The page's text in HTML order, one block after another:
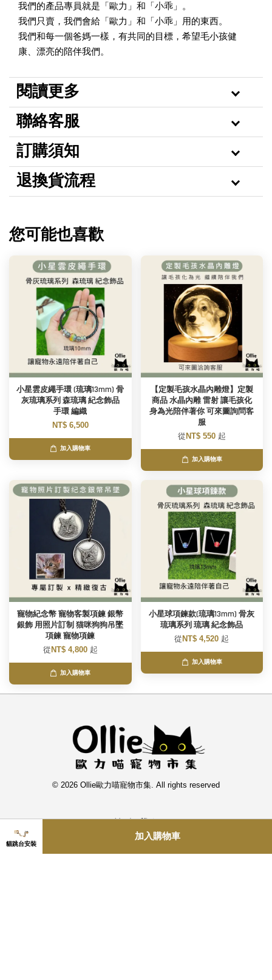
貓跳台安裝
加入購物車
我們的產品專員就是「歐力」和「小乖」。
我們只賣，我們會給「歐力」和「小乖」用的東西。
我們和每一個爸媽一樣，有共同的目標，希望毛小孩健
康、漂亮的陪伴我們。
閱讀更多
聯絡客服
訂購須知
退換貨流程
您可能也喜歡
小星雲皮繩手環 (琉璃13mm) 骨
灰琉璃系列 森琉璃 紀念飾品
手環 編織
NT$ 6,500
加入購物車
【定製毛孩水晶內雕燈】定製
商品 水晶內雕 雷射 讓毛孩化
身為光陪伴著你 可來圖詢問客
服
從 NT$ 550 起
加入購物車
寵物紀念幣 寵物客製項鍊 銀幣
銀飾 用照片訂制 猫咪狗狗吊墜
項鍊 寵物項鍊
從 NT$ 4,800 起
加入購物車
小星球項鍊款(琉璃13mm) 骨灰
琉璃系列 琉璃 紀念飾品
從 NT$ 4,520 起
加入購物車
© 2026 Ollie歐力喵寵物市集. All rights reserved
致妍生活有限公司